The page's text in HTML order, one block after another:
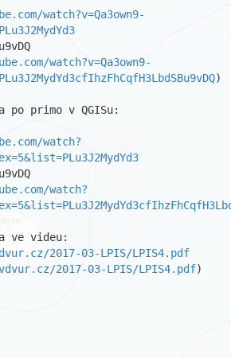
watch?v=Qa3own9-
watch?v=Qa3own9-
)
po primo v QGISu:
watch?
watch?
2017-03-LPIS/LPIS4.pdf
2017-03-LPIS/LPIS4.pdf)